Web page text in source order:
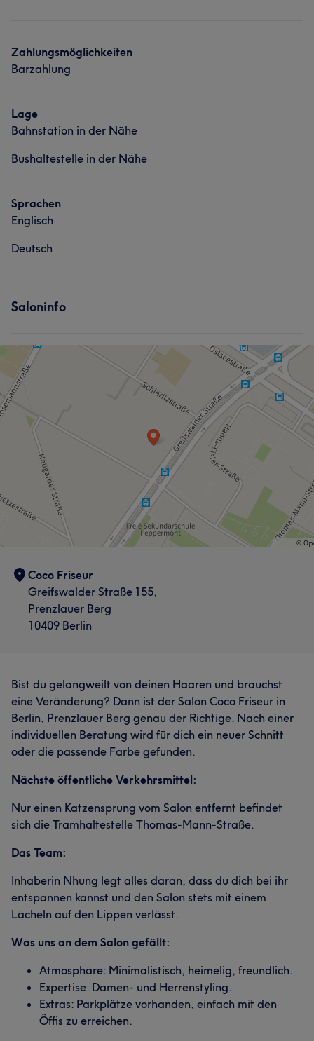
Was unsere Kunden über Louis sagen
Kompetent
Zahlungsmöglichkeiten
Barzahlung
Lage
Bahnstation in der Nähe
Bushaltestelle in der Nähe
Sprachen
Englisch
Deutsch
Saloninfo
Coco Friseur
Greifswalder Straße 155,
Prenzlauer Berg
10409 Berlin
Bist du gelangweilt von deinen Haaren und brauchst
eine Veränderung? Dann ist der Salon Coco Friseur in
Berlin, Prenzlauer Berg genau der Richtige. Nach einer
individuellen Beratung wird für dich ein neuer Schnitt
oder die passende Farbe gefunden.
Nächste öffentliche Verkehrsmittel:
Nur einen Katzensprung vom Salon entfernt befindet
sich die Tramhaltestelle Thomas-Mann-Straße.
Das Team:
Inhaberin Nhung legt alles daran, dass du dich bei ihr
entspannen kannst und den Salon stets mit einem
Lächeln auf den Lippen verlässt.
Was uns an dem Salon gefällt:
Atmosphäre: Minimalistisch, heimelig, freundlich.
Expertise: Damen- und Herrenstyling.
Extras: Parkplätze vorhanden, einfach mit den
Öffis zu erreichen.